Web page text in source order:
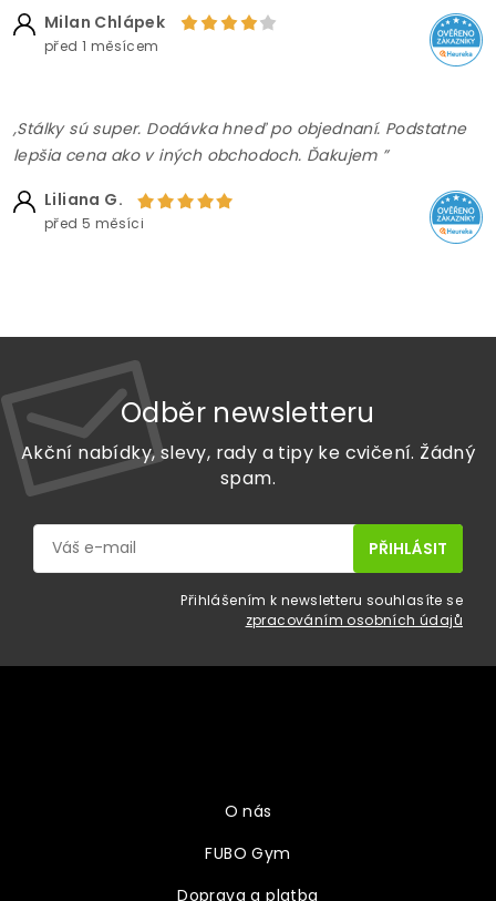
Milan Chlápek
před 1 měsícem
,Stálky sú super. Dodávka hneď po objednaní. Podstatne
lepšia cena ako v iných obchodoch. Ďakujem ”
Liliana G.
před 5 měsíci
Odběr newsletteru
Akční nabídky, slevy, rady a tipy ke cvičení. Žádný
spam.
Přihlášením k newsletteru souhlasíte se
zpracováním osobních údajů
O nás
FUBO Gym
Doprava a platba